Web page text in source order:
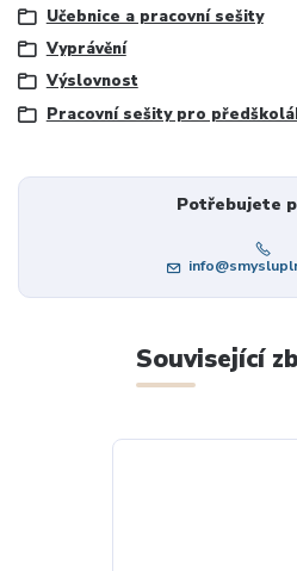
Učebnice a pracovní sešity
Vyprávění
Výslovnost
Pracovní sešity pro
Potřebujete
Související